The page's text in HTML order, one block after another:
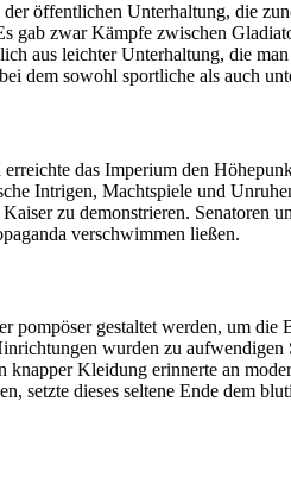
öffentlichen Unterhaltung, die
zwar Kämpfe zwischen
aus leichter Unterhaltung, die
dem sowohl sportliche als auch
das Imperium den
Intrigen, Machtspiele und
zu demonstrieren. Senatoren
verschwimmen ließen.
gestaltet werden, um
wurden zu
Kleidung erinnerte an
setzte dieses seltene Ende dem